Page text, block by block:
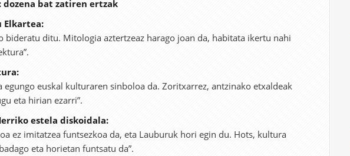
dozena bat zatiren ertzak
Elkartea:
bideratu ditu. Mitologia aztertzeaz harago joan da, habitata ikertu nahi
egungo euskal kulturaren sinboloa da. Zoritxarrez, antzinako etxaldeak
eta hirian ezarri”.
estela diskoidala:
ez imitatzea funtsezkoa da, eta Lauburuk hori egin du. Hots, kultura
eta horietan funtsatu da”.